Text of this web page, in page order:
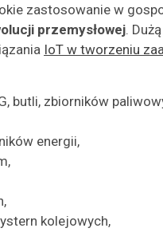
zastosowanie w
przemysłowej.
IoT w tworzeniu
butli, zbiorników
energii,
kolejowych,